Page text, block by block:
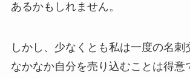
あるかもしれません。
しかし、少なくとも私は一度の名刺
なかなか自分を売り込むことは得意